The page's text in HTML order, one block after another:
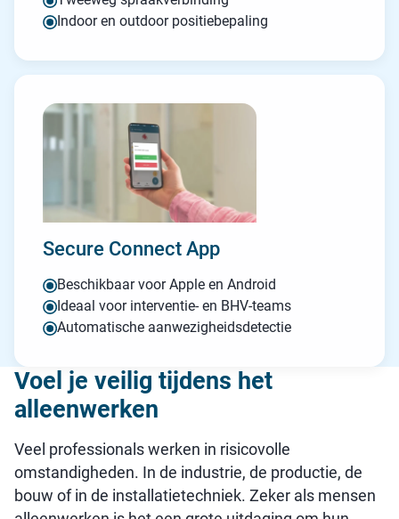
Indoor en outdoor positiebepaling
Secure Connect App
Beschikbaar voor Apple en Android
Ideaal voor interventie- en BHV-teams
Automatische aanwezigheidsdetectie
Voel je veilig tijdens het
alleenwerken
Veel professionals werken in risicovolle
omstandigheden. In de industrie, de productie, de
bouw of in de installatietechniek. Zeker als mensen